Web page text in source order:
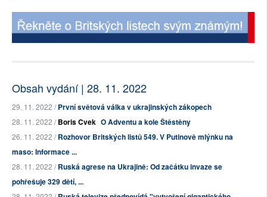
Obsah vydání | 28. 11. 2022
29. 11. 2022 /První světová válka v ukrajinských zákopech
28. 11. 2022 /Boris Cvek O Adventu a kole Štěstěny
26. 11. 2022 /Rozhovor Britských listů 549. V Putinově mlýnku na
maso: Informace ...
28. 11. 2022 /Ruská agrese na Ukrajině: Od začátku invaze se
pohřešuje 329 dětí, ...